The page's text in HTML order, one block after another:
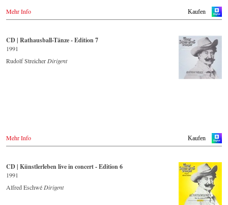
Kaufen
Mehr Info
CD | Rathausball-Tänze - Edition 7
1991
Rudolf Streicher Dirigent
Kaufen
Mehr Info
CD | Künstlerleben live in concert - Edition 6
1991
Alfred Eschwé Dirigent